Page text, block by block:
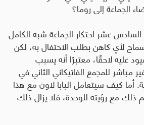
الجماعة إلى روما؟
السادس عشر احتكار الجماعة شبه الكامل
لأي كاهن بطلب الاحتفال به، لكن
عليه لاحقًا، معتبرًا أنه يسبب
مباشر للمجمع الفاتيكاني الثاني في
.أما كيف سيتعامل البابا لاون مع هذا
مع رؤيته للوحدة، فلا يزال ذلك